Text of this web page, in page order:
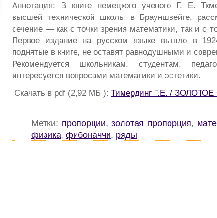
Аннотация: В книге немецкого ученого Г. Е.
высшей технической школы в Брауншвейге,
сечение — как с точки зрения математики, так и с
Первое издание на русском языке вышло в
поднятые в книге, не оставят равнодушными и
Рекомендуется школьникам, студентам,
интересуется вопросами математики и эстетики.
Скачать в pdf (2,92 МБ ): Тимердинг Г.Е. /
Метки: пропорции,золотая пропорция,
физика, фибоначчи, ряды